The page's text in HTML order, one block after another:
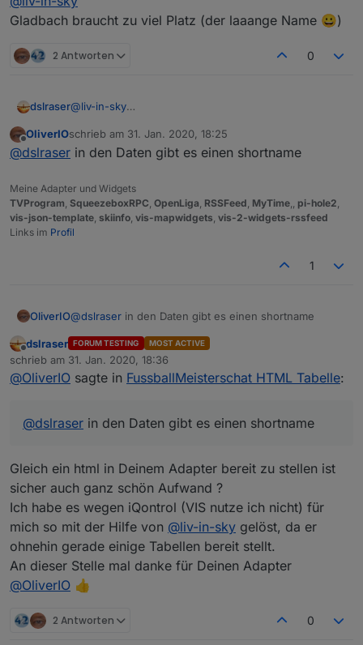
in das verwandeln, dann ist das schedule weg
wenn du dann das ganze script in blockly als funktion
wie du dann triggerst ist dir überlassen (evtl auf den
datenpunkt mit den json bei änderung
so sollte funktionieren
Gladbach braucht zu viel Platz (der laaange Name 😀)
2 Antworten 0
dslraser@liv-in-sky
Offline
OliverIOschrieb am 31. Jan. 2020, 18:25
zuletzt editiert von
@dslraser in den Daten gibt es einen shortname
Meine Adapter und Widgets
TVProgram SqueezeboxRPC OpenLiga RSSFeed MyTime pi-hole2
vis-json-template skiinfo vis-mapwidgets vis-2-widgets-rssfeed
Links im Profil
1
OliverIO@dslraser in den Daten gibt es einen shortname
Offline
dslraser FORUM TESTING MOST ACTIVE
schrieb am 31. Jan. 2020, 18:36
zuletzt editiert von
@OliverIO sagte in FussballMeisterschat HTML Tabelle:
@dslraser in den Daten gibt es einen shortname
Gleich ein html in Deinem Adapter bereit zu stellen ist
sicher auch ganz schön Aufwand ?
Ich habe es wegen iQontrol (VIS nutze ich nicht) für
mich so mit der Hilfe von @liv-in-sky gelöst, da er
ohnehin gerade einige Tabellen bereit stellt.
An dieser Stelle mal danke für Deinen Adapter
@OliverIO 👍
2 Antworten 0